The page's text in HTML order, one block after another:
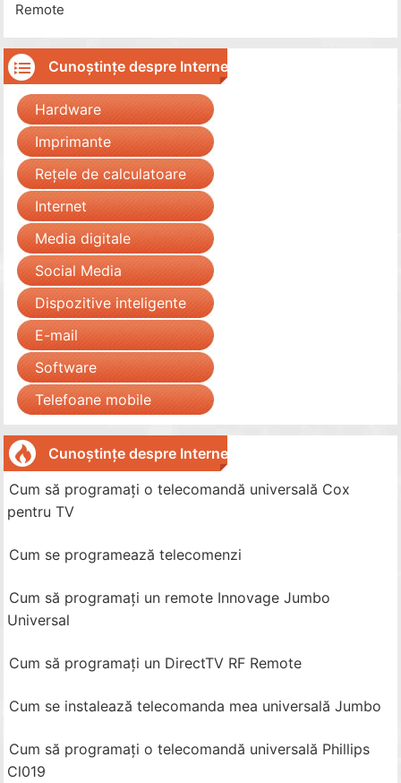
Remote
Cunoștințe despre Internet
Hardware
Imprimante
Rețele de calculatoare
Internet
Media digitale
Social Media
Dispozitive inteligente
E-mail
Software
Telefoane mobile
Cunoștințe despre Internet
Cum să programați o telecomandă universală Cox
pentru TV
Cum se programează telecomenzi
Cum să programați un remote Innovage Jumbo
Universal
Cum să programați un DirectTV RF Remote
Cum se instalează telecomanda mea universală Jumbo
Cum să programați o telecomandă universală Phillips
Cl019